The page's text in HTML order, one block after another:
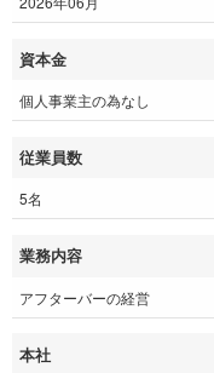
資本金
個人事業主の為なし
従業員数
5名
業務内容
アフターバーの経営
本社